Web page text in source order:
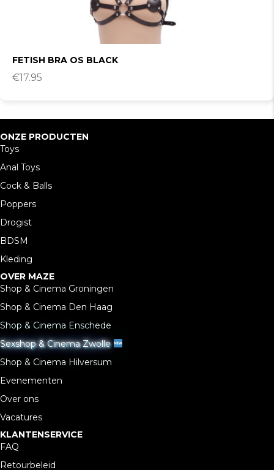
FETISH BRA OS BLACK
€17.95
ONZE PRODUCTEN
Toys
Anal Toys
Cock & Balls
Poppers
Drogist
BDSM
Kleding
OVER MAZE
Shop & Cinema Groningen
Shop & Cinema Den Haag
Shop & Cinema Enschede
Sexshop & Cinema Zwolle
Shop & Cinema Hilversum
Evenementen
Over ons
Vacatures
KLANTENSERVICE
FAQ
Retourbeleid